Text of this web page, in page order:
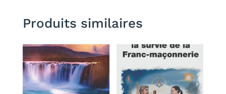
Produits similaires